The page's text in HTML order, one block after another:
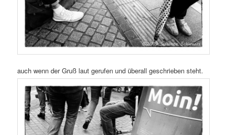
auch wenn der Gruß laut gerufen und überall geschrieben steht.